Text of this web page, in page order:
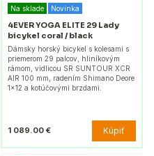
Na sklade Novinka
4EVER YOGA ELITE 29 Lady
bicykel coral / black
Dámsky horský bicykel s kolesami s
priemerom 29 palcov, hliníkovým
rámom, vidlicou SR SUNTOUR XCR
AIR 100 mm, radením Shimano Deore
1x12 a kotúčovými brzdami.
1 089.00 € Kúpiť